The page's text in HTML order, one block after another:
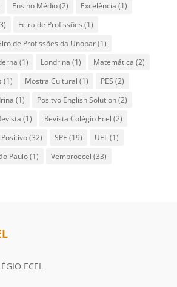
Ensino Médio(2) Excelência (1)
Feira de Profissões (1)
de Profissões da Unopar(1)
(1) Londrina (1) Matemática (2)
(1) Mostra Cultural (1) PES (2)
(1) Positvo English Solution(2)
(1) Revista Colégio Ecel (2)
(32) SPE (19) UEL(1)
Paulo(1) Vemproecel (33)
ECEL